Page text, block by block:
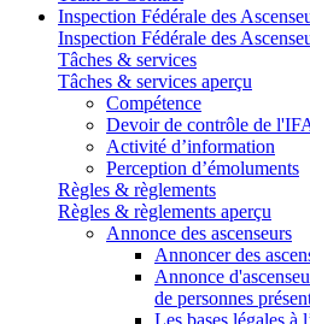
Inspection Fédérale des
Inspection Fédérale des
Tâches & services
Tâches & services aperçu
Compétence
Devoir de contrôle de
Activité d’information
Perception d’émoluments
Règles & règlements
Règles & règlements aperçu
Annonce des ascenseurs
Annoncer des
Annonce
de personnes
Les bases légales à